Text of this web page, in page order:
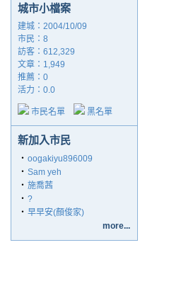
城市小檔案
建城：2004/10/09
市民：8
訪客：612,329
文章：1,949
推薦： 0
活力：0.0
市民名單 黑名單
新加入市民
‧ oogakiyu896009
‧ Sam yeh
‧ 施喬茜
‧ ?
‧ 早早安(顏俊家)
more...